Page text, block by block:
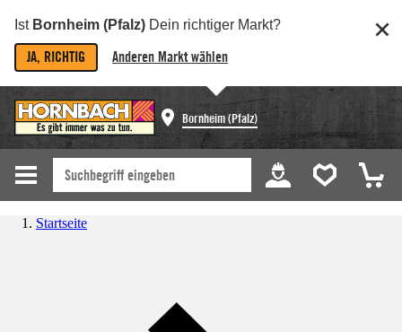
Ist Bornheim (Pfalz) Dein richtiger Markt?
JA, RICHTIG Anderen Markt wählen
Bornheim (Pfalz)
Startseite